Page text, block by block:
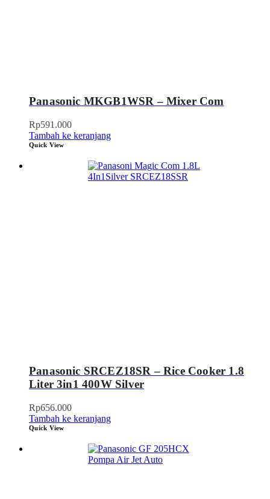
Panasonic MKGB1WSR – Mixer Com
Rp591.000
Tambah ke keranjang
Quick View
Panasonic SRCEZ18SR – Rice Cooker 1.8
Liter 3in1 400W Silver
Rp656.000
Tambah ke keranjang
Quick View